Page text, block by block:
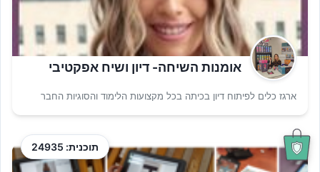
אומנות השיחה- דיון ושיח אפקטיבי
ארגז כלים לפיתוח דיון בכיתה בכל מקצועות הלימוד והסוגיות החבר
תוכנית: 24935